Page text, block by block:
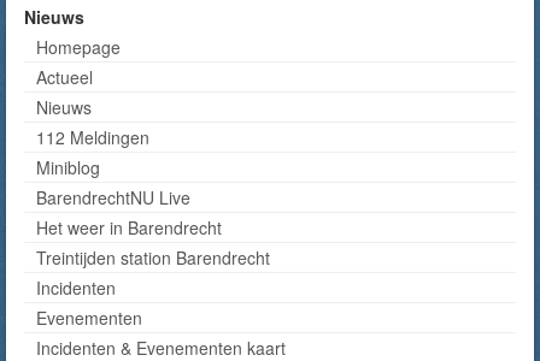
Nieuws
Homepage
Actueel
Nieuws
112 Meldingen
Miniblog
BarendrechtNU Live
Het weer in Barendrecht
Treintijden station Barendrecht
Incidenten
Evenementen
Incidenten & Evenementen kaart